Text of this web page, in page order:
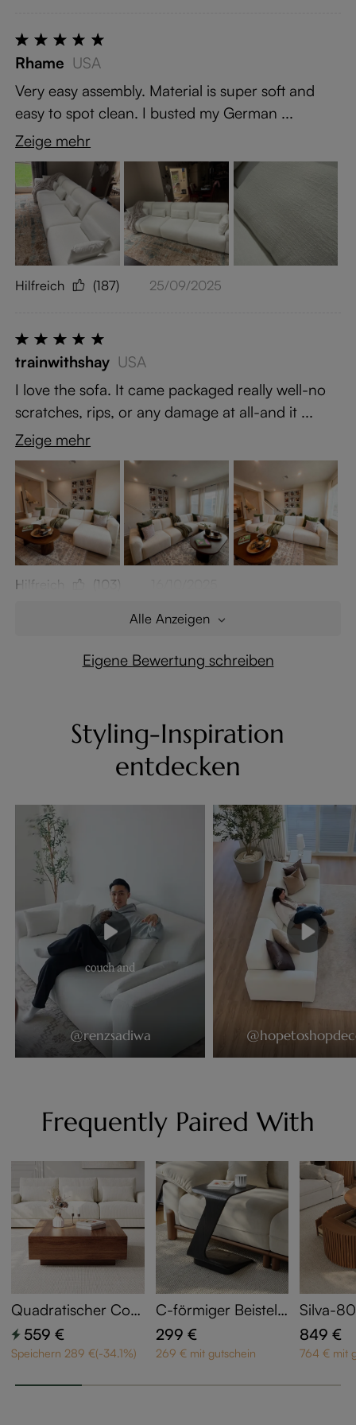
Rhame USA
Very easy assembly. Material is super soft and
easy to spot clean. I busted my German ...
Zeige mehr
Hilfreich (187) 25/09/2025
trainwithshay USA
I love the sofa. It came packaged really well-no
scratches, rips, or any damage at all-and it ...
Zeige mehr
Hilfreich (103)
Alle Anzeigen
Eigene Bewertung schreiben
Styling-Inspiration
entdecken
@renzsadiwa
Frequently Paired With
Quadratischer Cou
chtisch 90 cm in W
alnuss-Optik mit 2
Schubladen & Aufb
ewahrungsfach - M
559 €
Speichern 289 €(-34.1%)
C-förmiger Beistellti
sch 38cm mit Rolle
n
299 €
269 € mit gutschein
Silva-
p
ch
849 €
764 € mit